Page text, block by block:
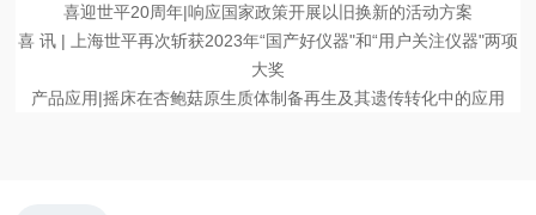
喜迎世平20周年|响应国家政策开展以旧换新的活动方案
喜 讯 | 上海世平再次斩获2023年“国产好仪器"和“用户关注仪器"两项
大奖
产品应用|摇床在杏鲍菇原生质体制备再生及其遗传转化中的应用